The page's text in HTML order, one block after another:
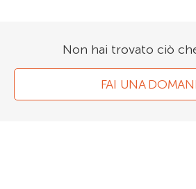
Non hai trovato ciò
FAI UNA